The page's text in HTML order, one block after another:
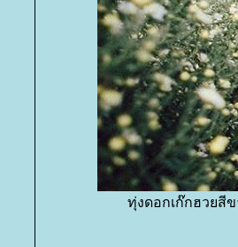
ทุ่งดอกเก๊กฮวยสี